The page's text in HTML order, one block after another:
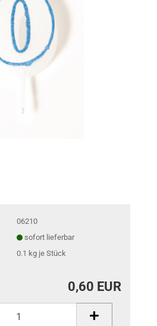
06210
sofort lieferbar
0.1 kg je Stück
0,60 EUR